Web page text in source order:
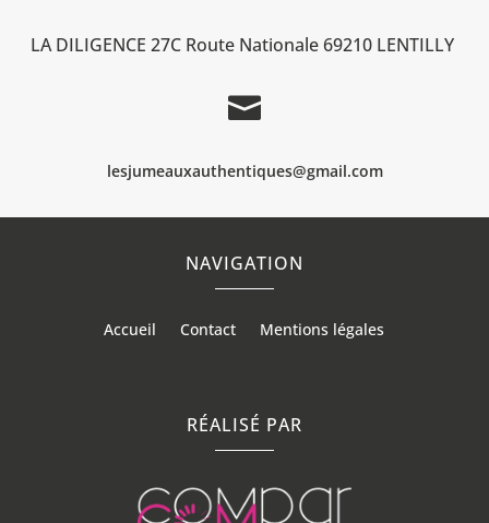
LA DILIGENCE 27C Route Nationale 69210 LENTILLY

lesjumeauxauthentiques@gmail.com
NAVIGATION
Accueil Contact Mentions légales
RÉALISÉ PAR